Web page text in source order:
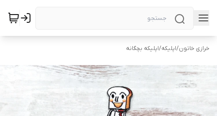
خرازی خاتون/اپلیکه/اپلیکه بچگانه